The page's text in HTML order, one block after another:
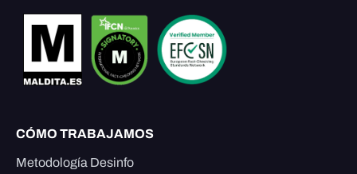
CÓMO TRABAJAMOS
Metodología Desinfo